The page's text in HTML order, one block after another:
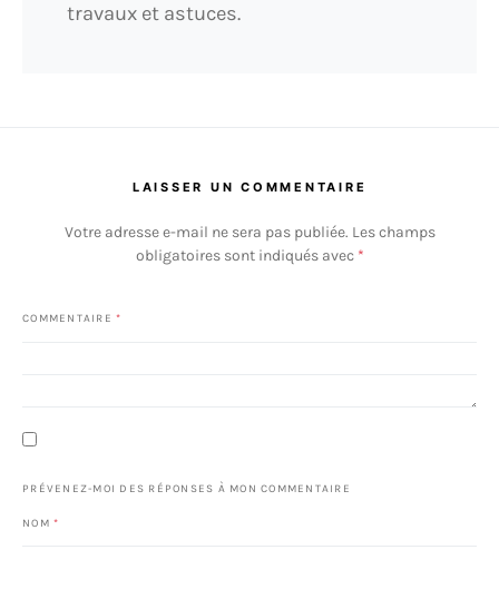
travaux et astuces.
LAISSER UN COMMENTAIRE
Votre adresse e-mail ne sera pas publiée. Les champs
obligatoires sont indiqués avec *
COMMENTAIRE *
PRÉVENEZ-MOI DES RÉPONSES À MON COMMENTAIRE
NOM *